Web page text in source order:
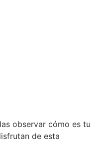
observar cómo es tu
de esta